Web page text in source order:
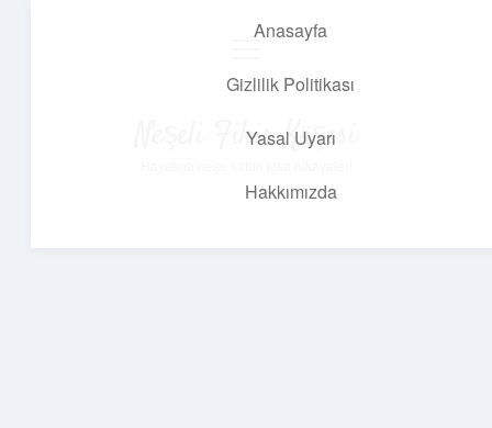
Anasayfa
Gizlilik Politikası
Yasal Uyarı
Hakkımızda
Neşeli Fikir Köşesi